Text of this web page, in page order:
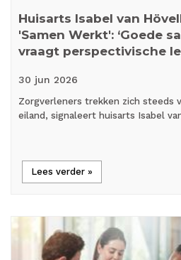
Huisarts Isabel van
'Samen Werkt': ‘Goede
vraagt perspectivische
30 jun 2026
Zorgverleners trekken zich steeds
eiland, signaleert huisarts Isabel
Lees verder »